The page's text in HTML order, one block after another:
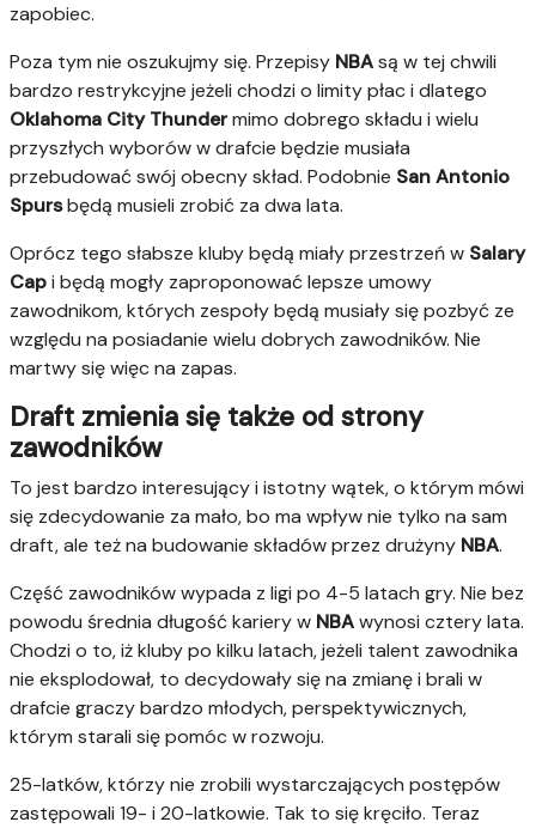
zapobiec.
Poza tym nie oszukujmy się. Przepisy NBAsą w tej chwili
bardzo restrykcyjne jeżeli chodzi o limity płac i dlatego
Oklahoma City Thundermimo dobrego składu i wielu
przyszłych wyborów w drafcie będzie musiała
przebudować swój obecny skład. Podobnie San Antonio
Spursbędą musieli zrobić za dwa lata.
Oprócz tego słabsze kluby będą miały przestrzeń w Salary
Capi będą mogły zaproponować lepsze umowy
zawodnikom, których zespoły będą musiały się pozbyć ze
względu na posiadanie wielu dobrych zawodników. Nie
martwy się więc na zapas.
Draft zmienia się także od strony
zawodników
To jest bardzo interesujący i istotny wątek, o którym mówi
się zdecydowanie za mało, bo ma wpływ nie tylko na sam
draft, ale też na budowanie składów przez drużyny NBA.
Część zawodników wypada z ligi po 4-5 latach gry. Nie bez
powodu średnia długość kariery w NBAwynosi cztery lata.
Chodzi o to, iż kluby po kilku latach, jeżeli talent zawodnika
nie eksplodował, to decydowały się na zmianę i brali w
drafcie graczy bardzo młodych, perspektywicznych,
którym starali się pomóc w rozwoju.
25-latków, którzy nie zrobili wystarczających postępów
zastępowali 19- i 20-latkowie. Tak to się kręciło. Teraz